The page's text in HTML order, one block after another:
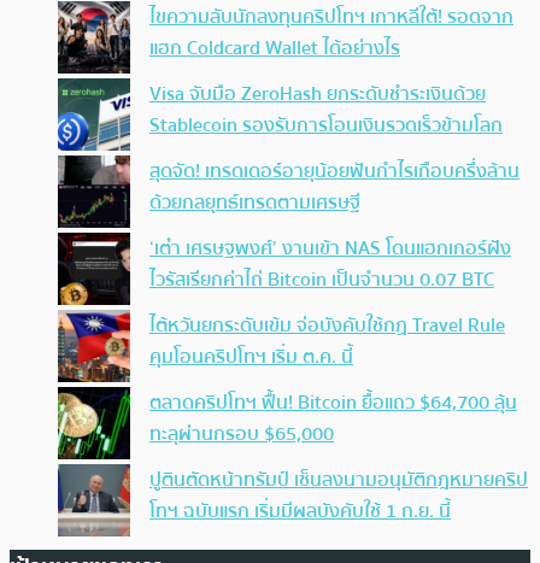
ไขความลับนักลงทุนคริปโทฯ เกาหลีใต้! รอดจาก
แฮก Coldcard Wallet ได้อย่างไร
Visa จับมือ ZeroHash ยกระดับชำระเงินด้วย
Stablecoin รองรับการโอนเงินรวดเร็วข้ามโลก
สุดจัด! เทรดเดอร์อายุน้อยฟันกำไรเกือบครึ่งล้าน
ด้วยกลยุทธ์เทรดตามเศรษฐี
‘เต๋า เศรษฐพงศ์’ งานเข้า NAS โดนแฮกเกอร์ฝัง
ไวรัสเรียกค่าไถ่ Bitcoin เป็นจำนวน 0.07 BTC
ไต้หวันยกระดับเข้ม จ่อบังคับใช้กฏ Travel Rule
คุมโอนคริปโทฯ เริ่ม ต.ค. นี้
ตลาดคริปโทฯ ฟื้น! Bitcoin ยื้อแถว $64,700 ลุ้น
ทะลุผ่านกรอบ $65,000
ปูตินตัดหน้าทรัมป์ เซ็นลงนามอนุมัติกฎหมายคริป
โทฯ ฉบับแรก เริ่มมีผลบังคับใช้ 1 ก.ย. นี้